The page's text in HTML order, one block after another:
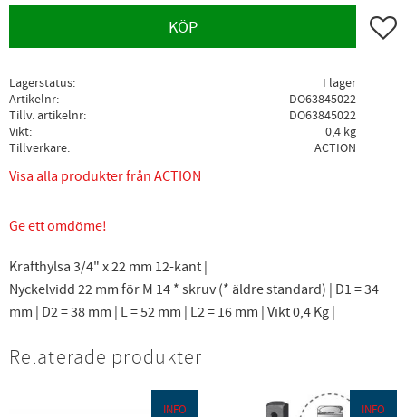
KÖP Lägg
Lagerstatus
I lager
Artikelnr
DO63845022
Tillv. artikelnr
DO63845022
Vikt
0,4 kg
Tillverkare
ACTION
Visa alla produkter från ACTION
Ge ett omdöme!
Krafthylsa 3/4" x 22 mm 12-kant |
Nyckelvidd 22 mm för M 14 * skruv (* äldre standard) | D1 = 34
mm | D2 = 38 mm | L = 52 mm | L2 = 16 mm | Vikt 0,4 Kg |
Relaterade produkter
INFO INFO